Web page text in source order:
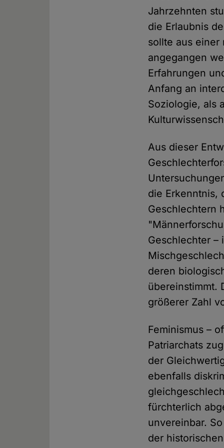
Jahrzehnten
die Erlaubnis
sollte aus einer
angegangen
Erfahrungen
Anfang an
Soziologie, als
Aus dieser
die Erkenntnis,
Geschlechtern
Geschlechter –
deren
übereinstimmt.
größerer Zahl
Feminismus –
Patriarchats
der
ebenfalls
fürchterlich
unvereinbar.
der